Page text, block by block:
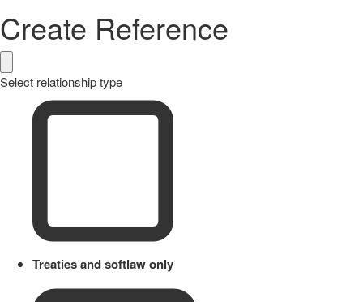
Create Reference
Select relationship type
Treaties and softlaw only